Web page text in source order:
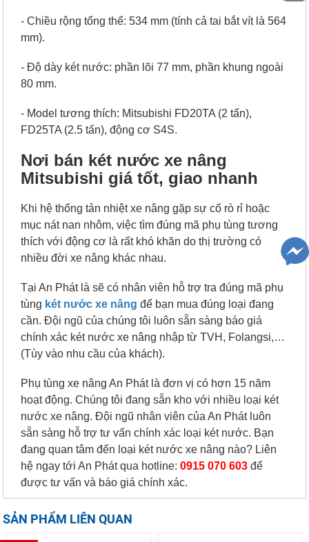
- Chiều rộng tổng thể: 534 mm (tính cả tai bắt vít là 564
mm).
- Độ dày két nước: phần lõi 77 mm, phần khung ngoài
80 mm.
- Model tương thích: Mitsubishi FD20TA (2 tấn),
FD25TA (2.5 tấn), động cơ S4S.
Nơi bán két nước xe nâng
Mitsubishi giá tốt, giao nhanh
Khi hệ thống tản nhiệt xe nâng gặp sự cố rò rỉ hoặc
mục nát nan nhôm, việc tìm đúng mã phụ tùng tương
thích với động cơ là rất khó khăn do thị trường có
nhiều đời xe nâng khác nhau.
Tại An Phát là sẽ có nhân viên hỗ trợ tra đúng mã phụ
tùng két nước xe nâng để bạn mua đúng loại đang
cần. Đội ngũ của chúng tôi luôn sẵn sàng báo giá
chính xác két nước xe nâng nhập từ TVH, Folangsi,…
(Tùy vào nhu cầu của khách).
Phụ tùng xe nâng An Phát là đơn vị có hơn 15 năm
hoạt động. Chúng tôi đang sẵn kho với nhiều loại két
nước xe nâng. Đội ngũ nhân viên của An Phát luôn
sẵn sàng hỗ trợ tư vấn chính xác loại két nước. Bạn
đang quan tâm đến loại két nước xe nâng nào? Liên
hệ ngay tới An Phát qua hotline:0915 070 603 để
được tư vấn và báo giá chính xác.
SẢN PHẨM LIÊN QUAN